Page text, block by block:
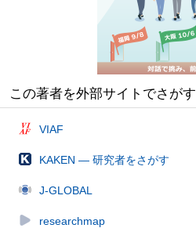
この著者を外部サイトでさがす
VIAF
KAKEN — 研究者をさがす
J-GLOBAL
researchmap